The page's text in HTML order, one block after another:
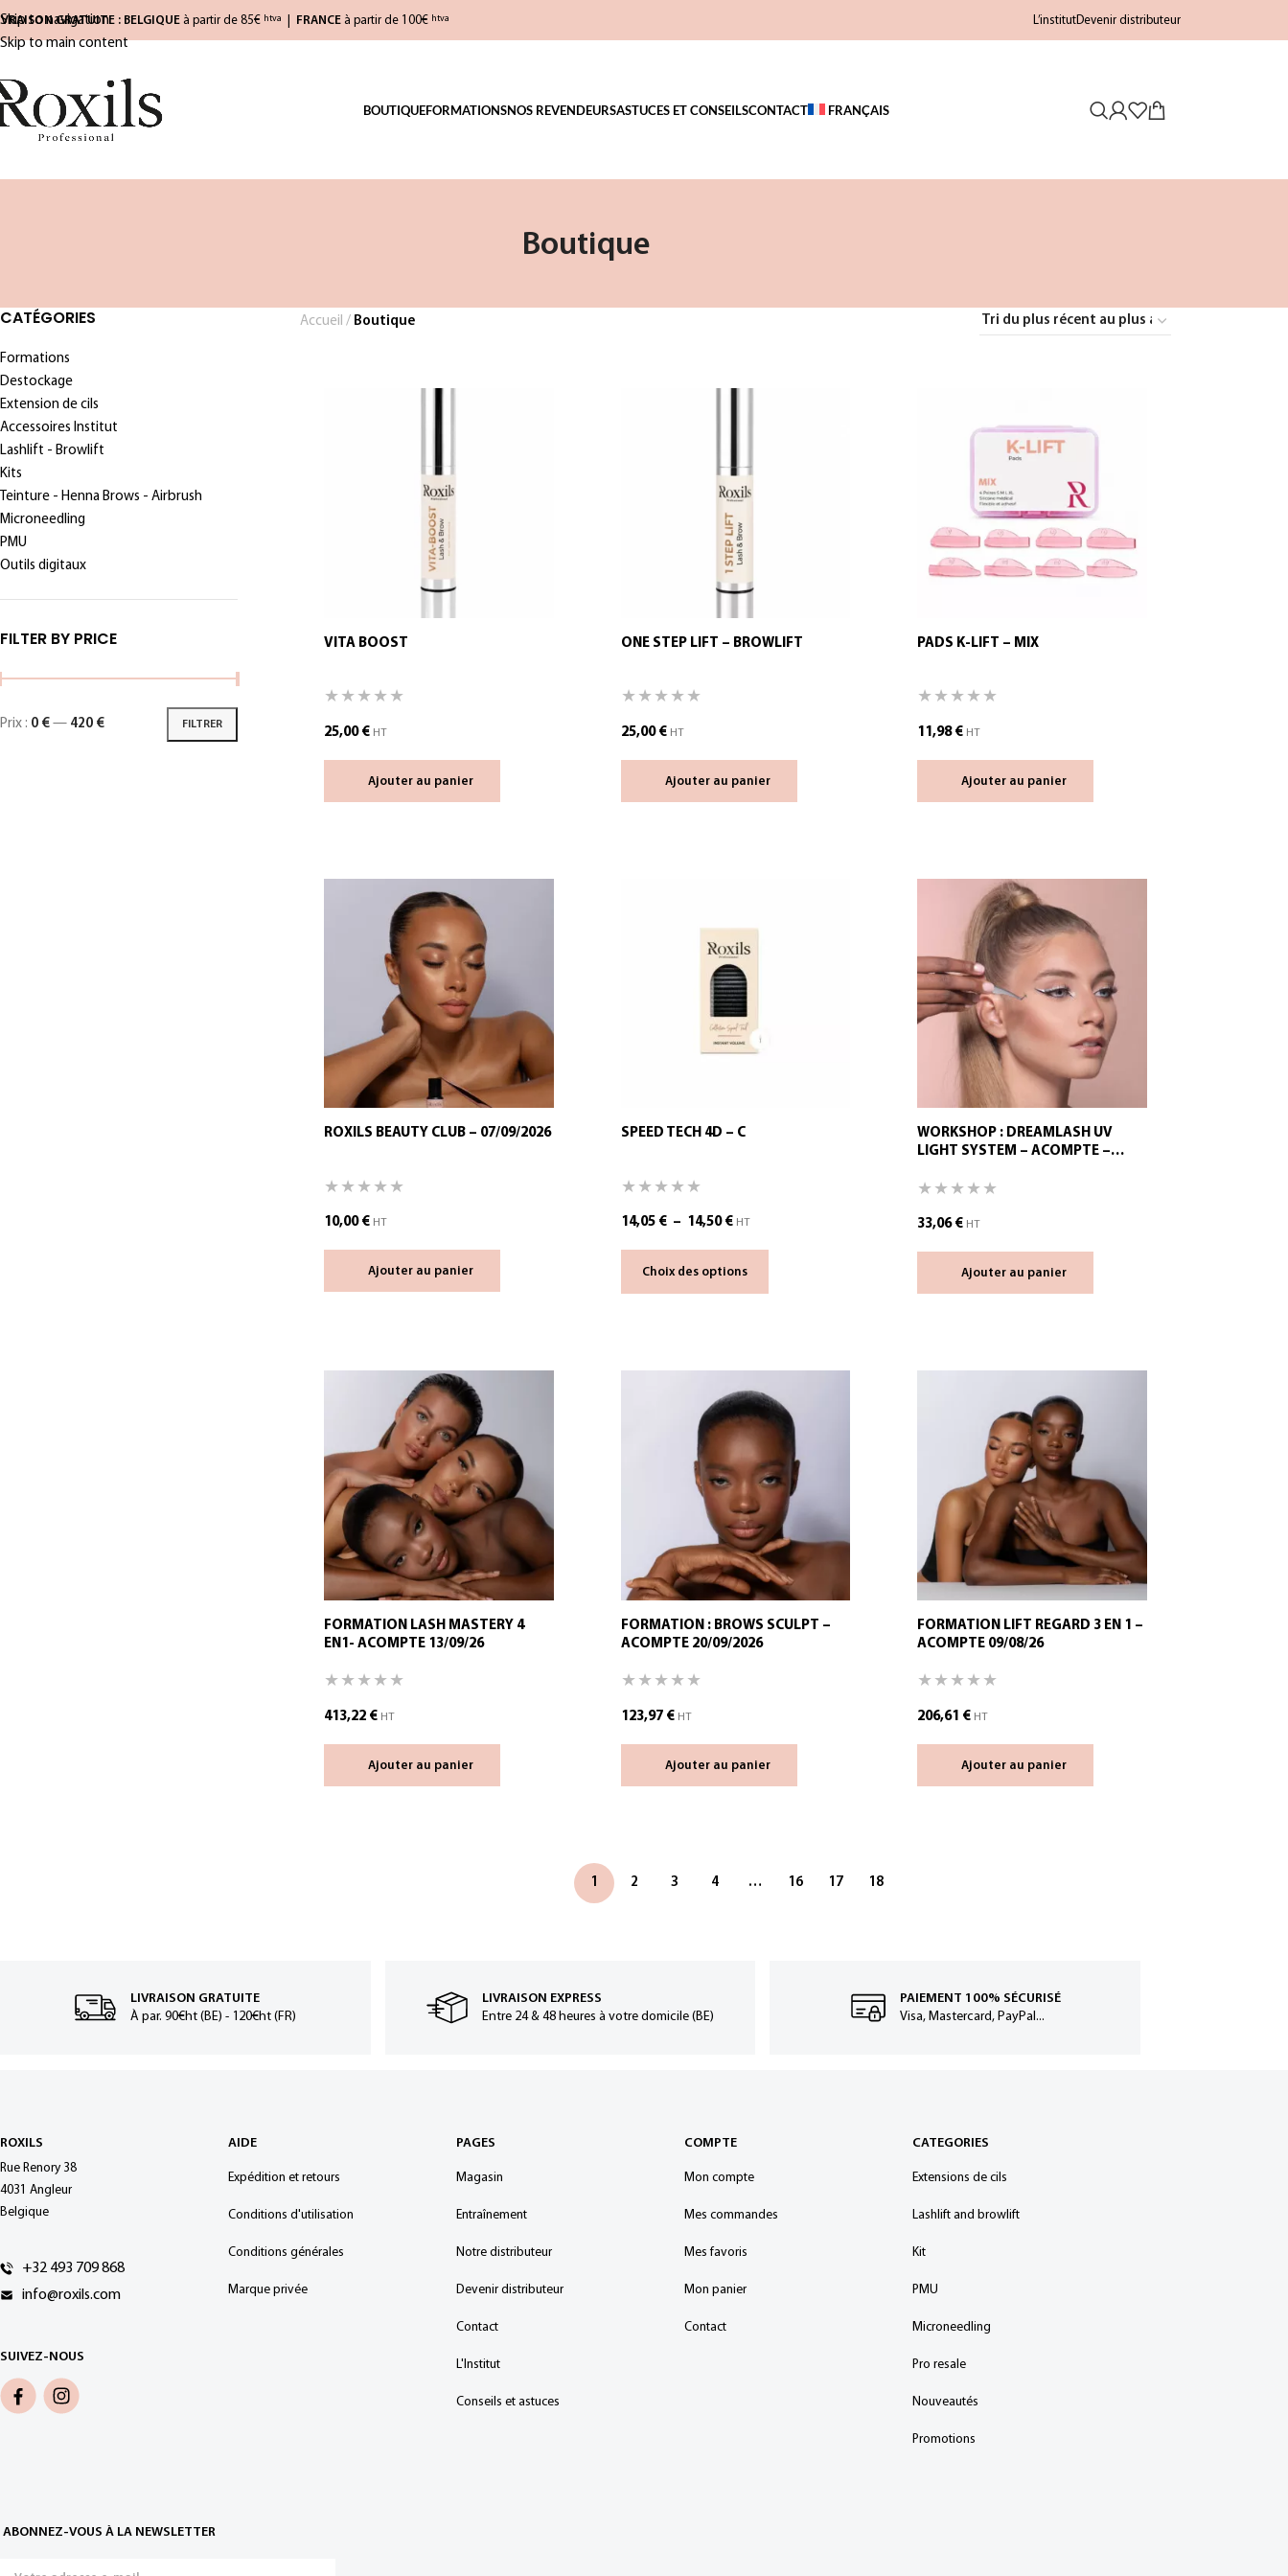
Skip to navigation
Skip to main content
GRATUITE : BELGIQUE à partir de 85€ htva FRANCE à partir de 100€ htva L’institut Devenir distributeur
BOUTIQUEFORMATIONSNOS REVENDEURSASTUCES ET CONSEILSCONTACT FRANÇAIS
Boutique
CATÉGORIES
Formations
Destockage
Extension de cils
Accessoires Institut
Lashlift - Browlift
Kits
Teinture - Henna Brows - Airbrush
Microneedling
PMU
Outils digitaux
FILTER BY PRICE
FILTRER
Prix : 0 € — 420 €
Accueil / Boutique
VITA BOOST
25,00 € HT
Ajouter au panier
ONE STEP LIFT – BROWLIFT
25,00 € HT
Ajouter au panier
PADS K-LIFT – MIX
11,98 € HT
Ajouter au panier
ROXILS BEAUTY CLUB – 07/09/2026
10,00 € HT
Ajouter au panier
SPEED TECH 4D – C
14,05 € – 14,50 € HT
Choix des options
WORKSHOP : DREAMLASH UV
LIGHT SYSTEM – ACOMPTE –
33,06 € HT
Ajouter au panier
FORMATION LASH MASTERY 4
EN1- ACOMPTE 13/09/26
413,22 € HT
Ajouter au panier
FORMATION : BROWS SCULPT –
ACOMPTE 20/09/2026
123,97 € HT
Ajouter au panier
FORMATION LIFT REGARD 3 EN 1 –
ACOMPTE 09/08/26
206,61 € HT
Ajouter au panier
1 2 3 4 … 16 17 18
LIVRAISON GRATUITE
À par. 90€ht (BE) - 120€ht (FR)
LIVRAISON EXPRESS
Entre 24 & 48 heures à votre domicile (BE)
PAIEMENT 100% SÉCURISÉ
Visa, Mastercard, PayPal...
ROXILS
Rue Renory 38
4031 Angleur
Belgique
+32 493 709 868
info@roxils.com
SUIVEZ-NOUS
AIDE
Expédition et retours
Conditions d'utilisation
Conditions générales
Marque privée
PAGES
Magasin
Entraînement
Notre distributeur
Devenir distributeur
Contact
L'Institut
Conseils et astuces
COMPTE
Mon compte
Mes commandes
Mes favoris
Mon panier
Contact
CATEGORIES
Extensions de cils
Lashlift and browlift
Kit
PMU
Microneedling
Pro resale
Nouveautés
Promotions
ABONNEZ-VOUS À LA NEWSLETTER